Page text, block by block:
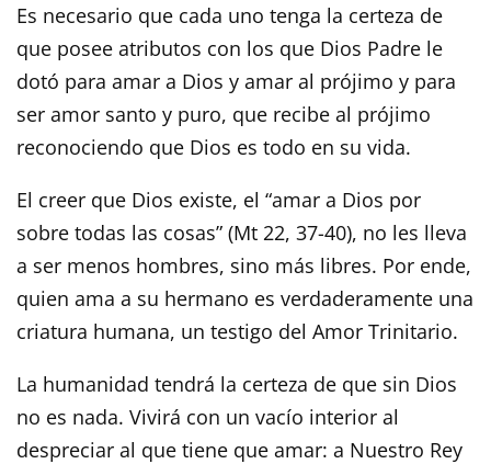
Es necesario que cada uno tenga la certeza de
que posee atributos con los que Dios Padre le
dotó para amar a Dios y amar al prójimo y para
ser amor santo y puro, que recibe al prójimo
reconociendo que Dios es todo en su vida.
El creer que Dios existe, el “amar a Dios por
sobre todas las cosas” (Mt 22, 37-40), no les lleva
a ser menos hombres, sino más libres. Por ende,
quien ama a su hermano es verdaderamente una
criatura humana, un testigo del Amor Trinitario.
La humanidad tendrá la certeza de que sin Dios
no es nada. Vivirá con un vacío interior al
despreciar al que tiene que amar: a Nuestro Rey